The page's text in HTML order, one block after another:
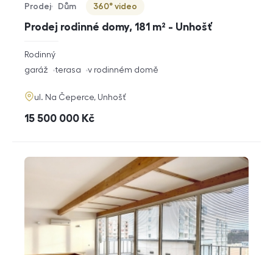
Prodej rodinné domy, 181 m² - Unhošť
Typ nabídky
Prodej
Typ nemovitosti
Dům
Virtuální prohlídka
360° video
rozměry
dispozice
Rodinný
funkce
garáž terasa v rodinném domě
adresa
ul. Na Čeperce, Unhošť
cena
15 500 000 Kč